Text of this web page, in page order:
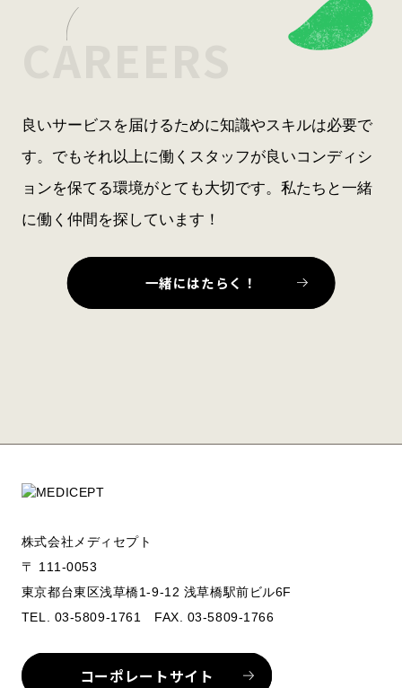
CAREERS
良いサービスを届けるために知識やスキルは必要で
す。 でもそれ以上に働くスタッフが良いコンディシ
ョンを保てる環境がとても大切です。 私たちと一緒
に働く仲間を探しています！
⼀緒にはたらく！
株式会社メディセプト
〒 111-0053
東京都台東区浅草橋1-9-12 浅草橋駅前ビル6F
TEL. 03-5809-1761 FAX. 03-5809-1766
コーポレートサイト